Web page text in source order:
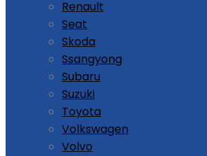
Renault
Seat
Skoda
Ssangyong
Subaru
Suzuki
Toyota
Volkswagen
Volvo